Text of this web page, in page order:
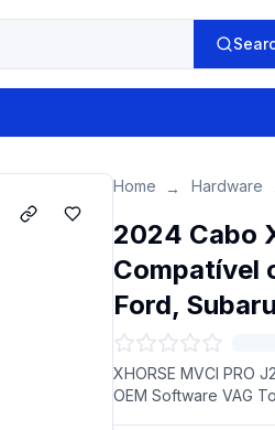
Home → Hardware
2024 Cabo
Compatível
Ford,
XHORSE MVCI PRO
OEM Software VAG